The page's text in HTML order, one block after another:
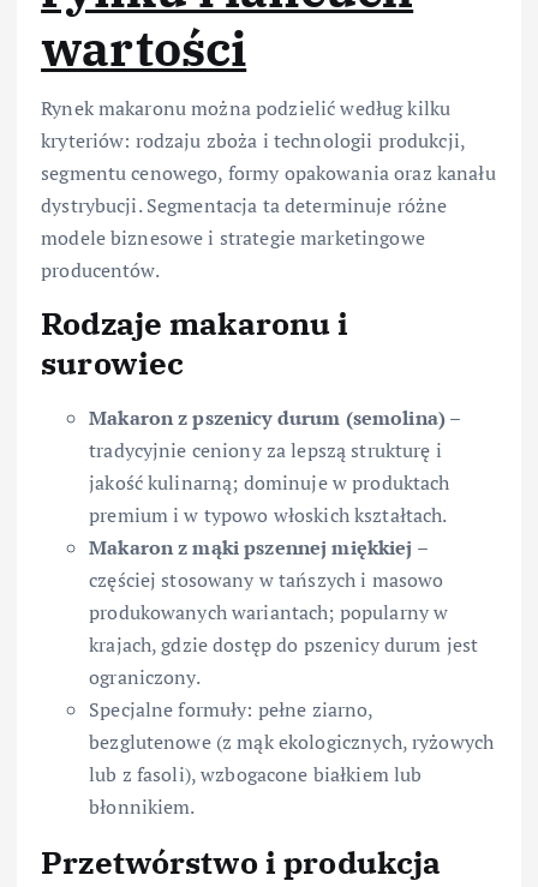
wartości
Rynek makaronu można podzielić według kilku
kryteriów: rodzaju zboża i technologii produkcji,
segmentu cenowego, formy opakowania oraz kanału
dystrybucji. Segmentacja ta determinuje różne
modele biznesowe i strategie marketingowe
producentów.
Rodzaje makaronu i
surowiec
Makaron z pszenicy durum (semolina)–
tradycyjnie ceniony za lepszą strukturę i
jakość kulinarną; dominuje w produktach
premium i w typowo włoskich kształtach.
Makaron z mąki pszennej miękkiej –
częściej stosowany w tańszych i masowo
produkowanych wariantach; popularny w
krajach, gdzie dostęp do pszenicy durum jest
ograniczony.
Specjalne formuły: pełne ziarno,
bezglutenowe (z mąk ekologicznych, ryżowych
lub z fasoli), wzbogacone białkiem lub
błonnikiem.
Przetwórstwo i produkcja